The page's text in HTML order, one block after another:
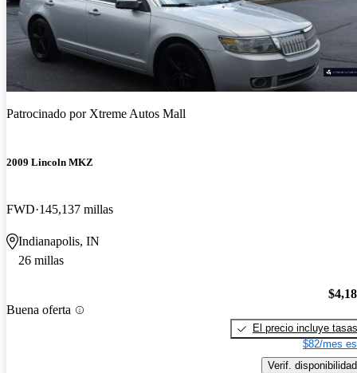
Patrocinado porXtreme Autos Mall
2009 Lincoln MKZ
FWD 145,137 millas
Indianapolis, IN
26 millas
Buena oferta
El precio incluye tasas
$82/mes
Verif. disponibilidad